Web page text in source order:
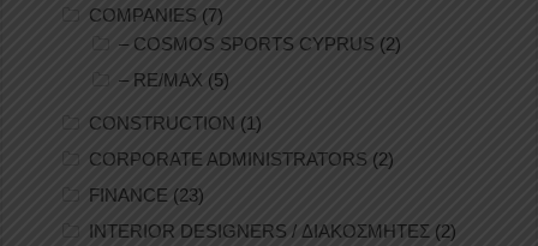
COMPANIES (7)
– COSMOS SPORTS CYPRUS (2)
– RE/MAX (5)
CONSTRUCTION (1)
CORPORATE ADMINISTRATORS (2)
FINANCE (23)
INTERIOR DESIGNERS / ΔΙΑΚΟΣΜΗΤΕΣ (2)